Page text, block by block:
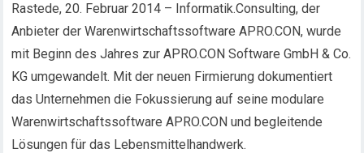
Rastede, 20. Februar 2014 – Informatik.Consulting, der
Anbieter der Warenwirtschaftssoftware APRO.CON, wurde
mit Beginn des Jahres zur APRO.CON Software GmbH & Co.
KG umgewandelt. Mit der neuen Firmierung dokumentiert
das Unternehmen die Fokussierung auf seine modulare
Warenwirtschaftssoftware APRO.CON und begleitende
Lösungen für das Lebensmittelhandwerk.